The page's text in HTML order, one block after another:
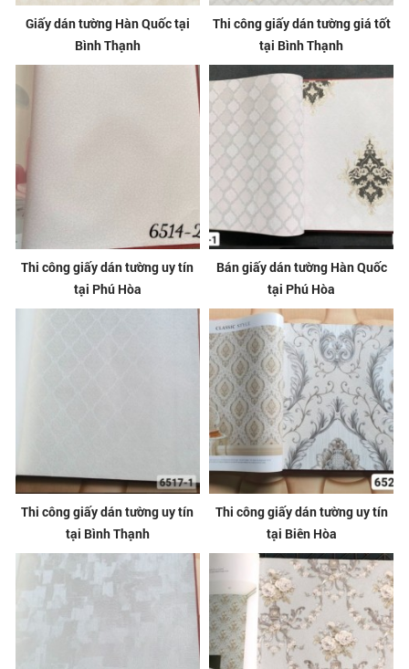
Giấy dán tường Hàn Quốc tại
Bình Thạnh
Thi công giấy dán tường giá tốt
tại Bình Thạnh
Thi công giấy dán tường uy tín
tại Phú Hòa
Bán giấy dán tường Hàn Quốc
tại Phú Hòa
Thi công giấy dán tường uy tín
tại Bình Thạnh
Thi công giấy dán tường uy tín
tại Biên Hòa